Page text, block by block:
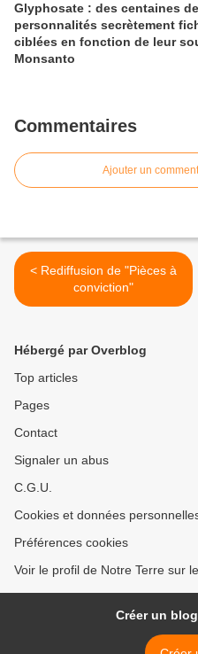
Glyphosate : des centaines de
personnalités secrètement
ciblées en fonction de leur
Monsanto
Commentaires
Ajouter un
< Rediffusion de "Pièces à
conviction"
Hébergé par Overblog
Top articles
Pages
Contact
Signaler un abus
C.G.U.
Cookies et données
Préférences cookies
Voir le profil de Notre Terre sur
Créer un